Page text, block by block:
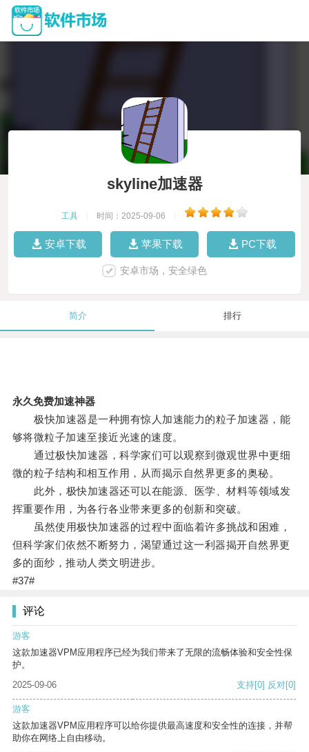
skyline加速器
工具 时间：2025-09-06
安卓下载 苹果下载 PC下载
安卓市场，安全绿色
简介 排行
永久免费加速神器
极快加速器是一种拥有惊人加速能力的粒子加速器，能
够将微粒子加速至接近光速的速度。
通过极快加速器，科学家们可以观察到微观世界中更细
微的粒子结构和相互作用，从而揭示自然界更多的奥秘。
此外，极快加速器还可以在能源、医学、材料等领域发
挥重要作用，为各行各业带来更多的创新和突破。
虽然使用极快加速器的过程中面临着许多挑战和困难，
但科学家们依然不断努力，渴望通过这一利器揭开自然界更
多的面纱，推动人类文明进步。
#37#
评论
游客
这款加速器VPM应用程序已经为我们带来了无限的流畅体验和安全性保
护。
2025-09-06
支持[0] 反对[0]
游客
这款加速器VPM应用程序可以给你提供最高速度和安全性的连接，并帮
助你在网络上自由移动。